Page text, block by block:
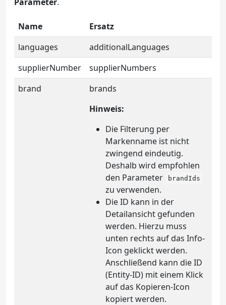
Name
Ersatz
languages
additionalLanguages
supplierNumber
supplierNumbers
brand
brands
Hinweis:
Die Filterung per
Markenname ist nicht
zwingend eindeutig.
Deshalb wird empfohlen
den Parameter
brandIds
zu verwenden.
Die ID kann in der
Detailansicht gefunden
werden. Hierzu muss
unten rechts auf das Info-
Icon geklickt werden.
Anschließend kann die ID
(Entity-ID) mit einem Klick
auf das Kopieren-Icon
kopiert werden.